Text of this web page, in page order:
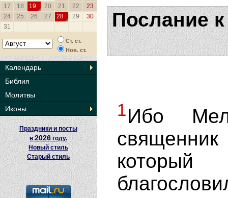
17
18 19 20 21 22
23
24
25 26 27 28 29
30
31
Ст. ст.
Нов. ст.
Календарь
Библия
Молитвы
Иконы
Праздники и посты
в2026 году.
Новый стиль
Старый стиль
Послание
1Ибо